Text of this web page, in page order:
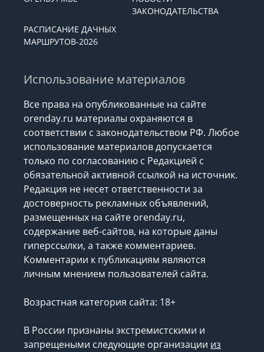
ЗАКОНОДАТЕЛЬСТВА
РАСПИСАНИЕ ДАЧНЫХ
МАРШРУТОВ-2026
Использование материалов
Все права на опубликованные на сайте
orenday.ru материалы охраняются в
соответствии с законодательством РФ. Любое
использование материалов допускается
только по согласованию с Редакцией с
обязательной активной ссылкой на источник.
Редакция не несет ответственности за
достоверность рекламных объявлений,
размещенных на сайте orenday.ru,
содержание веб-сайтов, на которые даны
гиперссылки, а также комментариев.
Комментарии к публикациям являются
личным мнением пользователей сайта.
Возрастная категория сайта: 18+
В России признаны экстремистскими и
запрещеными следующие организации из